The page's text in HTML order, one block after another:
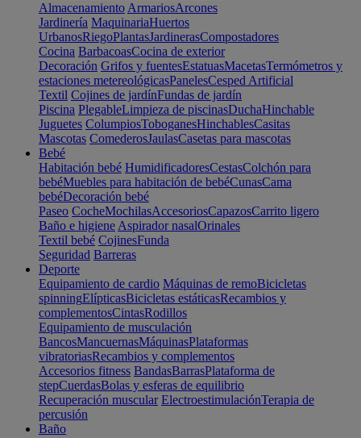
Almacenamiento ArmariosArcones
Jardinería MaquinariaHuertos
UrbanosRiegoPlantasJardinerasCompostadores
Cocina BarbacoasCocina de exterior
Decoración Grifos y fuentesEstatuasMacetasTermómetros y
estaciones metereológicasPanelesCesped Artificial
Textil Cojines de jardínFundas de jardín
Piscina PlegableLimpieza de piscinasDuchaHinchable
Juguetes ColumpiosToboganesHinchablesCasitas
Mascotas ComederosJaulasCasetas para mascotas
Bebé
Habitación bebé HumidificadoresCestasColchón para
bebéMuebles para habitación de bebéCunasCama
bebéDecoración bebé
Paseo CocheMochilasAccesoriosCapazosCarrito ligero
Baño e higiene Aspirador nasalOrinales
Textil bebé CojinesFunda
Seguridad Barreras
Deporte
Equipamiento de cardio Máquinas de remoBicicletas
spinningElípticasBicicletas estáticasRecambios y
complementosCintasRodillos
Equipamiento de musculación
BancosMancuernasMáquinasPlataformas
vibratoriasRecambios y complementos
Accesorios fitness BandasBarrasPlataforma de
stepCuerdasBolas y esferas de equilibrio
Recuperación muscular ElectroestimulaciónTerapia de
percusión
Baño